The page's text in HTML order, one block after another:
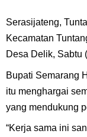
Serasijateng,
Kecamatan
Desa Delik, Sabtu
Bupati Semarang
itu menghargai
yang mendukung
“Kerja sama ini